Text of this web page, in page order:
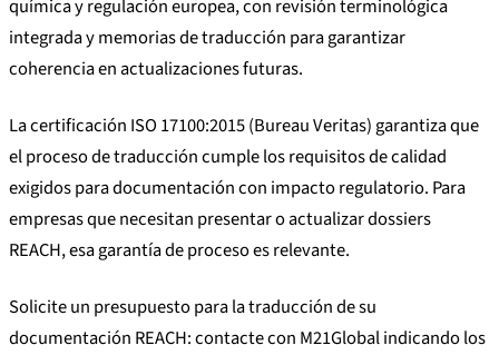
química y regulación europea, con revisión terminológica
integrada y memorias de traducción para garantizar
coherencia en actualizaciones futuras.
La certificación ISO 17100:2015 (Bureau Veritas) garantiza que
el proceso de traducción cumple los requisitos de calidad
exigidos para documentación con impacto regulatorio. Para
empresas que necesitan presentar o actualizar dossiers
REACH, esa garantía de proceso es relevante.
Solicite un presupuesto para la traducción de su
documentación REACH: contacte con M21Global indicando los